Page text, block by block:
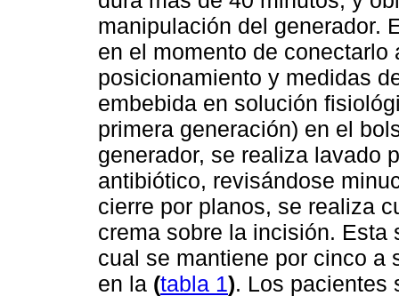
manipulación del generador.
en el momento de
posicionamiento y medidas
embebida en solución
primera generación) en el
generador, se realiza lavado
antibiótico, revisándose
cierre por planos, se realiza
crema sobre la incisión.
cual se mantiene por cinco a
en la (tabla 1). Los pacientes